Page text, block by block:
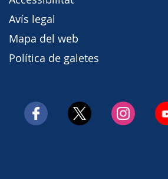
Avís legal
Mapa del web
Política de galetes